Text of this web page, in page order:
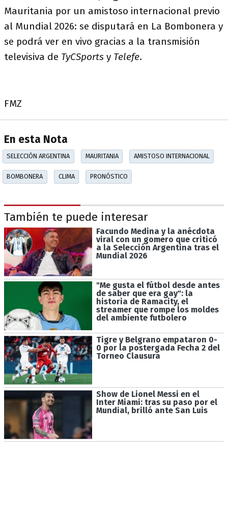
Mauritania por un amistoso internacional previo
al Mundial 2026: se disputará en La Bombonera y
se podrá ver en vivo gracias a la transmisión
televisiva de TyCSports y Telefe.
FMZ
En esta Nota
SELECCIÓN ARGENTINA MAURITANIA AMISTOSO INTERNACIONAL
BOMBONERA CLIMA PRONÓSTICO
También te puede interesar
Facundo Medina y la anécdota
viral con un gomero que criticó
a la Selección Argentina tras el
Mundial 2026
"Me gusta el fútbol desde antes
de saber que era gay": la
historia de Ramacity, el
streamer que rompe los moldes
del ambiente futbolero
Tigre y Belgrano empataron 0-
0 por la postergada Fecha 2 del
Torneo Clausura
Show de Lionel Messi en el
Inter Miami: tras su paso por el
Mundial, brilló ante San Luis